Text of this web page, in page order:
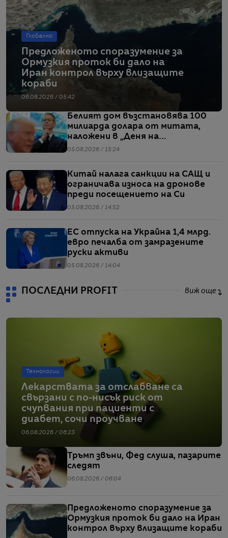
Глобално
Предложеното споразумение за
Ормузкия проток би дало на
Иран контрол върху влизащите
кораби
06.08.2026 / 05:42
Белият дом възстановява 100
милиарда долара от митата,
наложени в „Деня на
освобождението“
05.08.2026 / 15:24
Китай налага санкции на САЩ и
ограничава износа на дронове
преди посещението на Си
05.08.2026 / 14:52
ЕС отпуска на Украйна 1,4 млрд.
евро печалба от замразените
руски активи
05.08.2026 / 14:04
ПОСЛЕДНИ PROFIT виж още
Технологии
Лекарствата за отслабване са
свързани с по-нисък риск от
счупвания при пациенти с
диабет, сочи проучване
06.08.2026 / 06:23
Тръмп звъни, Фед слуша, пазарите
следят
06.08.2026 / 06:04
Предложеното споразумение за
Ормузкия проток би дало на Иран
контрол върху влизащите кораби